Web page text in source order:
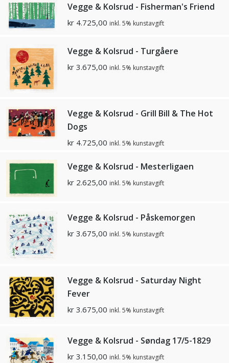
Vegge & Kolsrud - Fisherman's Friend
kr 4.725,00 inkl. 5% kunstavgift
Vegge & Kolsrud - Turgåere
kr 3.675,00 inkl. 5% kunstavgift
Vegge & Kolsrud - Grill Bill & The Hot
Dogs
kr 4.725,00 inkl. 5% kunstavgift
Vegge & Kolsrud - Mesterligaen
kr 2.625,00 inkl. 5% kunstavgift
Vegge & Kolsrud - Påskemorgen
kr 3.675,00 inkl. 5% kunstavgift
Vegge & Kolsrud - Saturday Night
Fever
kr 3.675,00 inkl. 5% kunstavgift
Vegge & Kolsrud - Søndag 17/5-1829
kr 3.150,00 inkl. 5% kunstavgift